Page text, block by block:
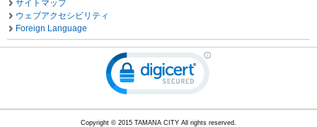
サイトマップ
ウェブアクセシビリティ
Foreign Language
Copyright © 2015 TAMANA CITY All rights reserved.